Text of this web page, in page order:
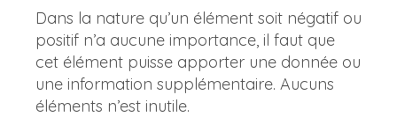
Dans la nature qu’un élément soit négatif ou
positif n’a aucune importance, il faut que
cet élément puisse apporter une donnée ou
une information supplémentaire. Aucuns
éléments n’est inutile.